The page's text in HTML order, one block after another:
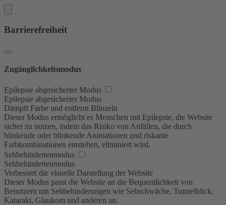
Barrierefreiheit
Zugänglichkeitsmodus
Epilepsie abgesicherter Modus
Epilepsie abgesicherter Modus
Dämpft Farbe und entfernt Blinzeln
Dieser Modus ermöglicht es Menschen mit Epilepsie, die Website
sicher zu nutzen, indem das Risiko von Anfällen, die durch
blinkende oder blinkende Animationen und riskante
Farbkombinationen entstehen, eliminiert wird.
Sehbehindertenmodus
Sehbehindertenmodus
Verbessert die visuelle Darstellung der Website
Dieser Modus passt die Website an die Bequemlichkeit von
Benutzern mit Sehbehinderungen wie Sehschwäche, Tunnelblick,
Katarakt, Glaukom und anderen an.